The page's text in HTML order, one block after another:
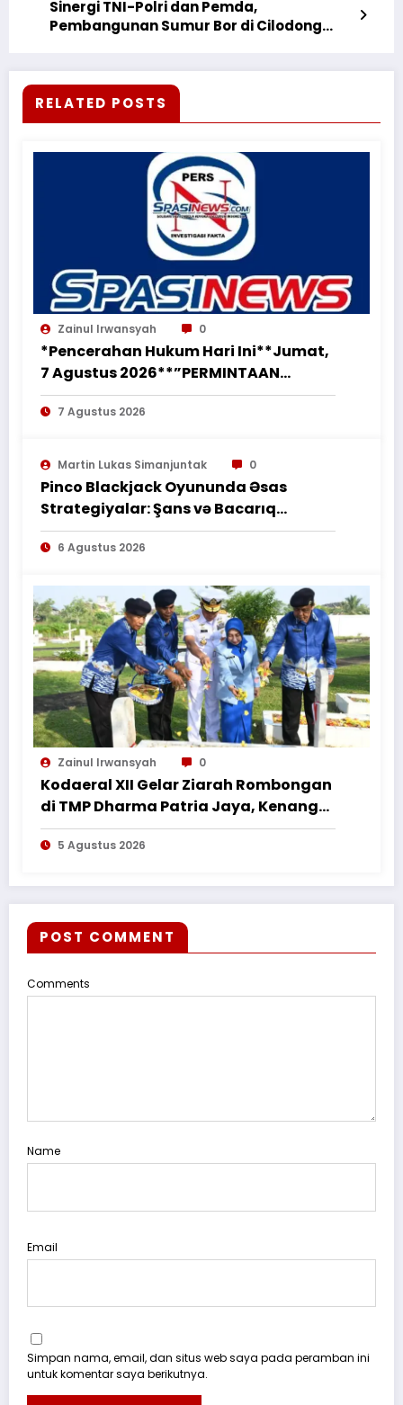
Sinergi TNI-Polri dan Pemda,
Pembangunan Sumur Bor di Cilodong
RELATED POSTS
Zainul Irwansyah 0
*Pencerahan Hukum Hari Ini**Jumat,
7 Agustus 2026**”PERMINTAAN
PERUBAHAN PEKERJAAN SECARA LISAN
TIDAK MENGHAPUS KEWAJIBAN
PEKERJAAN SESUAI PERJANJIAN
TERTULIS”*
7 Agustus 2026
Martin Lukas Simanjuntak 0
Pinco Blackjack Oyununda Əsas
Strategiyalar: Şans və Bacarıq
Balansı – BetAz Oyununa İcmal
6 Agustus 2026
Zainul Irwansyah 0
Kodaeral XII Gelar Ziarah Rombongan
di TMP Dharma Patria Jaya, Kenang
Jasa Pahlawan dalam Peringatan
HUT ke-1
5 Agustus 2026
POST COMMENT
Comments
Name
Email
Simpan nama, email, dan situs web saya pada peramban ini
untuk komentar saya berikutnya.